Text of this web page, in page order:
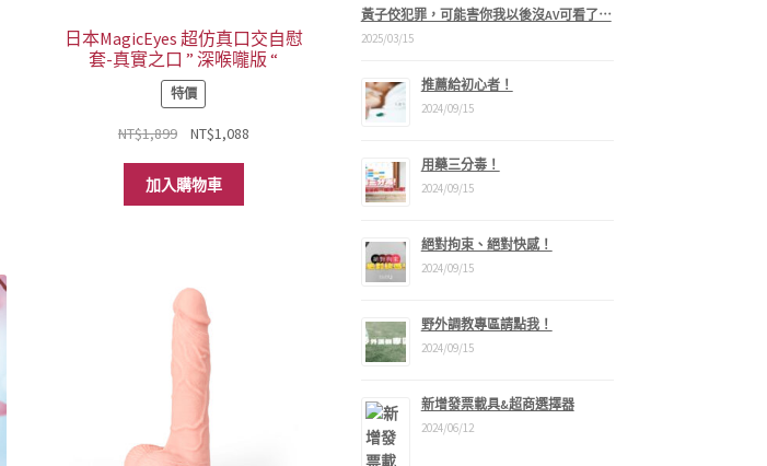
日本MagicEyes 超仿真口交自慰
套-真實之口 ” 深喉嚨版 “
特價
NT$1,899
原
價
格：
NT$1,088目
加入購物車
黃子佼犯罪，可能害你我以後沒AV可看了⋯
2025/03/15
推薦給初心者！
2024/09/15
用藥三分毒！
2024/09/15
絕對拘束、絕對快感！
2024/09/15
野外調教專區請點我！
2024/09/15
新增發票載具&超商選擇器
2024/06/12